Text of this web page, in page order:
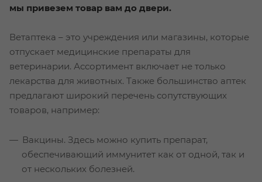
мы привезем товар вам до двери.
Ветаптека – это учреждения или магазины, которые
отпускает медицинские препараты для
ветеринарии. Ассортимент включает не только
лекарства для животных. Также большинство аптек
предлагают широкий перечень сопутствующих
товаров, например:
Вакцины. Здесь можно купить препарат,
обеспечивающий иммунитет как от одной, так и
от нескольких болезней.